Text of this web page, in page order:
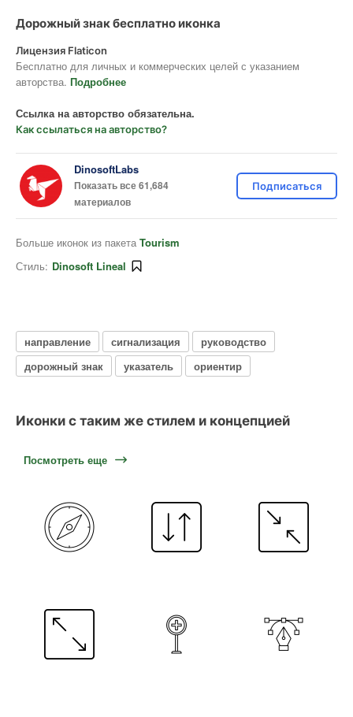
Дорожный знак бесплатно иконка
Лицензия Flaticon
Бесплатно для личных и коммерческих целей с указанием
авторства. Подробнее
Ссылка на авторство обязательна.
Как ссылаться на авторство?
DinosoftLabs
Показать все 61,684
материалов
Подписаться
Больше иконок из пакета Tourism
Стиль: Dinosoft Lineal
направление сигнализация
руководство
дорожный знак
указатель ориентир
Иконки с таким же стилем и концепцией
Посмотреть еще